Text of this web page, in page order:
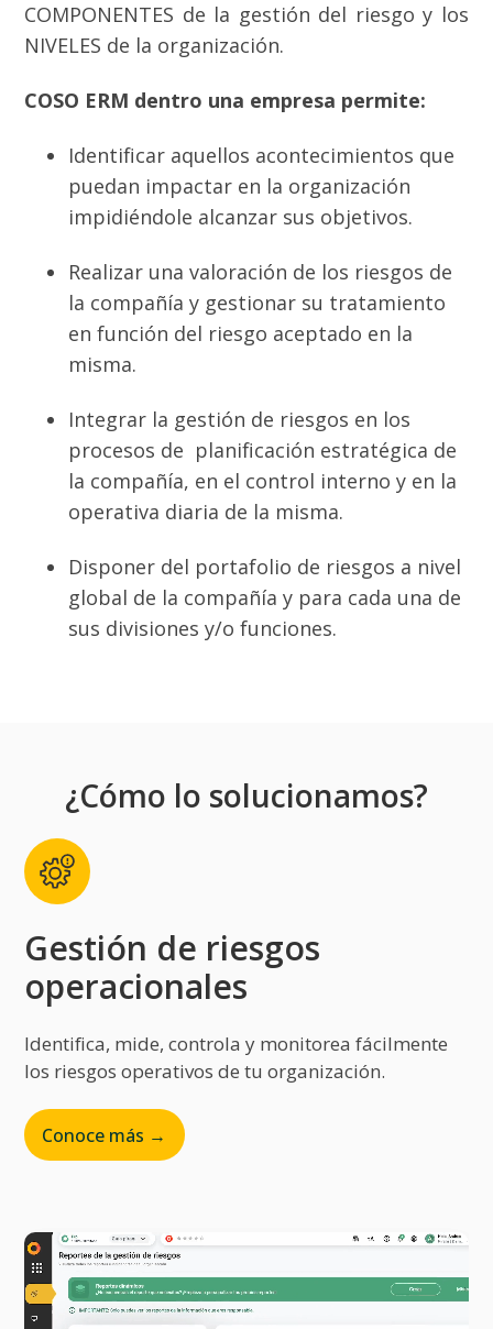
COMPONENTES de la gestión del riesgo y los
NIVELES de la organización.
COSO ERM dentro una empresa permite:
Identificar aquellos acontecimientos que
puedan impactar en la organización
impidiéndole alcanzar sus objetivos.
Realizar una valoración de los riesgos de
la compañía y gestionar su tratamiento
en función del riesgo aceptado en la
misma.
Integrar la gestión de riesgos en los
procesos de planificación estratégica de
la compañía, en el control interno y en la
operativa diaria de la misma.
Disponer del portafolio de riesgos a nivel
global de la compañía y para cada una de
sus divisiones y/o funciones.
¿Cómo lo solucionamos?
Gestión de riesgos
operacionales
Identifica, mide, controla y monitorea fácilmente
los riesgos operativos de tu organización.
Conoce más →